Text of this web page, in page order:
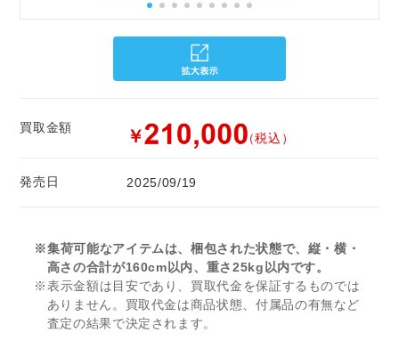
買取金額 ￥ （税込）
発売日 2025/09/19
※集荷可能なアイテムは、梱包された状態で、縦・横・
高さの合計が160cm以内、重さ25kg以内です。
※表示金額は目安であり、買取代金を保証するものでは
ありません。買取代金は商品状態、付属品の有無など
査定の結果で決定されます。